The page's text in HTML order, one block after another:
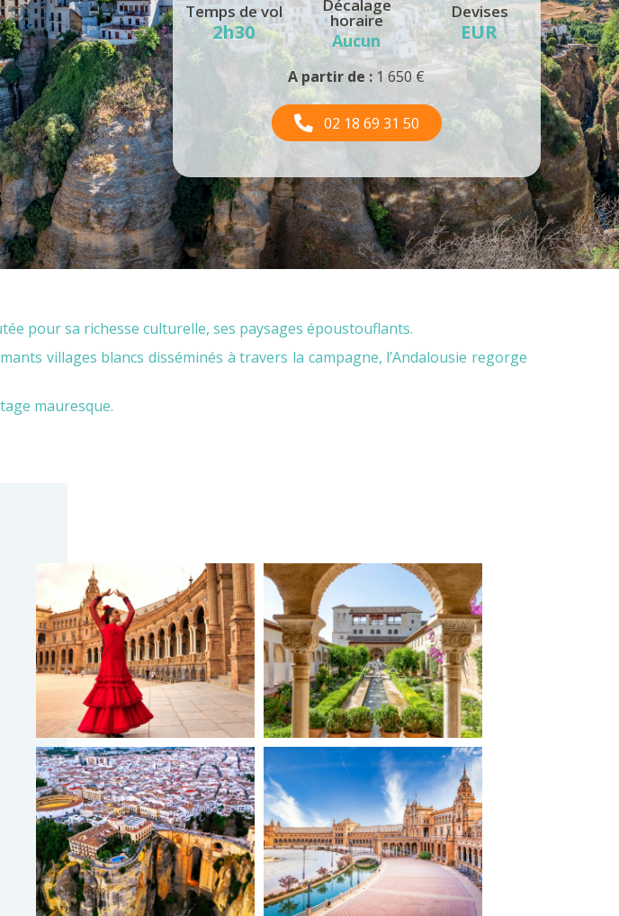
Temps de vol
2h30
Décalage
horaire
Aucun
Devises
EUR
A partir de : 1 650 €
02 18 69 31 50
pour sa richesse culturelle, ses paysages époustouflants.
villages blancs disséminés à travers la campagne, l’Andalousie regorge
mauresque.